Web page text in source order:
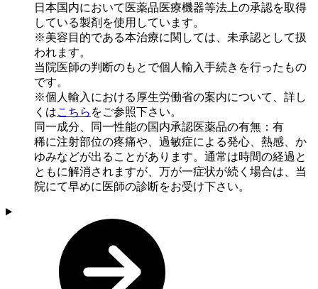
日本国内において医薬品医療機器等法上の承認を取得
している製剤を使用しています。
※美容目的である本治療に関しては、未承認として扱
われます。
当院医師の判断のもとで個人輸入手続きを行ったもの
です。
※個人輸入における厚生労働省の案内について、詳し
くはこちら をご参照下さい。
同一成分、同一性能の国内承認医薬品の有無：有
稀に注射部位の疼痛や、過敏症による発心、熱感、か
ゆみなどが出ることがあります。通常は時間の経過と
ともに解消されますが、万が一症状が続く場合は、当
院にて早めに医師の診断をお受け下さい。